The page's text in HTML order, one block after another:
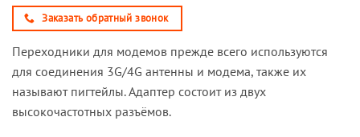
Заказать обратный звонок
Переходники для модемов прежде всего используются
для соединения 3G/4G антенны и модема, также их
называют пигтейлы. Адаптер состоит из двух
высокочастотных разъёмов.